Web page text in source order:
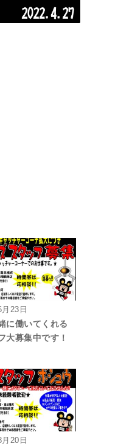
23日
働いてくれる
大募集中です！
20日